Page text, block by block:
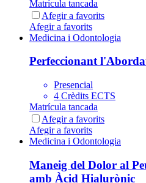
Matrícula tancada
Afegir a favorits
Afegir a favorits
Medicina i Odontologia
Perfeccionant
Presencial
4 Crèdits ECTS
Matrícula tancada
Afegir a favorits
Afegir a favorits
Medicina i Odontologia
Maneig del Dolor al
amb Àcid Hialurònic